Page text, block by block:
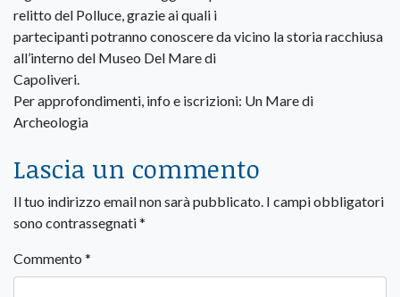
relitto del Polluce, grazie ai quali i
partecipanti potranno conoscere da vicino la storia racchiusa
all’interno del Museo Del Mare di
Capoliveri.
Per approfondimenti, info e iscrizioni: Un Mare di
Archeologia
Lascia un commento
Il tuo indirizzo email non sarà pubblicato. I campi obbligatori
sono contrassegnati*
Commento *